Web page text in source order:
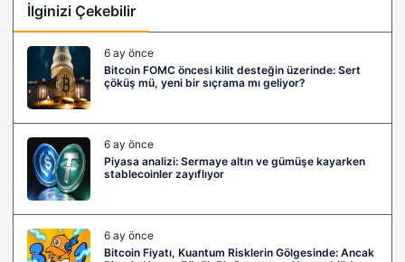
İlginizi Çekebilir
6 ay önce
Bitcoin FOMC öncesi kilit desteğin üzerinde: Sert
çöküş mü, yeni bir sıçrama mı geliyor?
6 ay önce
Piyasa analizi: Sermaye altın ve gümüşe kayarken
stablecoinler zayıflıyor
6 ay önce
Bitcoin Fiyatı, Kuantum Risklerin Gölgesinde: Ancak